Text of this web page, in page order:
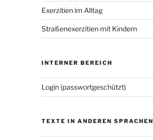
Exerzitien im Alltag
Straßenexerzitien mit Kindern
INTERNER BEREICH
Login (passwortgeschützt)
TEXTE IN ANDEREN SPRACHEN